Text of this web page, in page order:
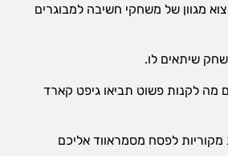
מגוון של משחקי חשיבה למבוגרים
שיתאים לו.
מה לקנות פשוט תביאו גיפט קארד
5 מתנות מקוריות לפסח מסמראווד אליכם